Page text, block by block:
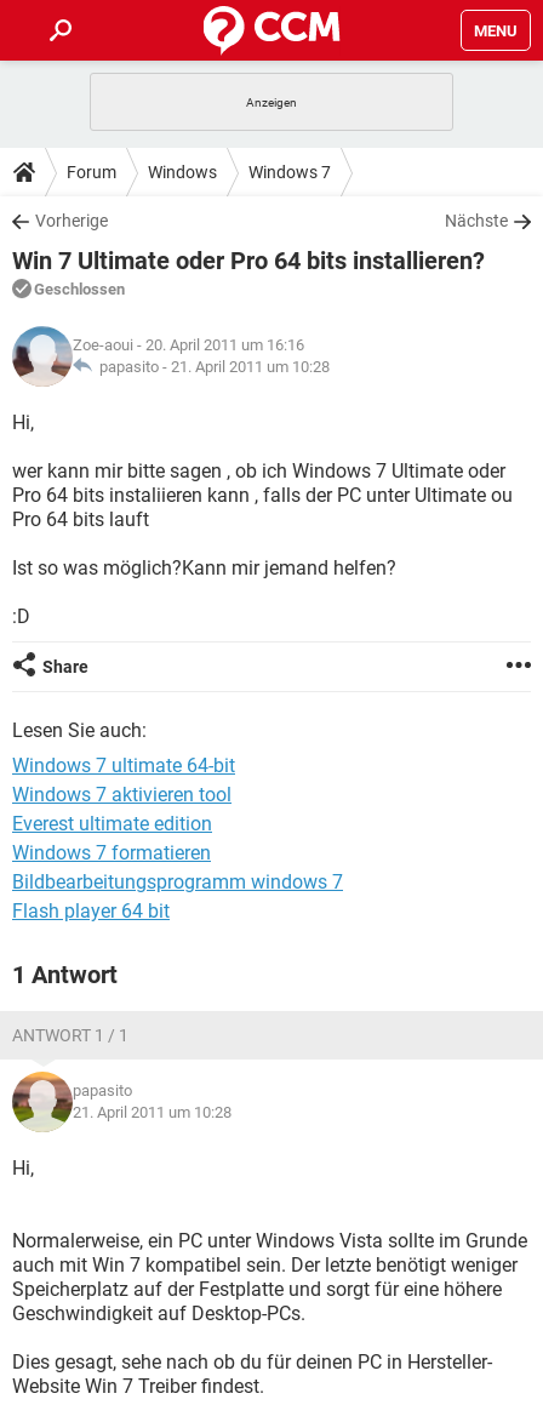
MENU
ANDROID IOS
WINDOWS 10
WHATSAPP TIKTOK
FACEBOOK
TIPPS & TRICKS
SPIELE STREAMING
WINDOWS 10
WHATSAPP
FACEBOOK HARDWARE
DOWNLOADS
SPIELE STREAMING
ANDROID
WINDOWS 10 INSTAGRAM
WHATSAPP
FACEBOOK
FORUM
SPIELE
ANDROID IOS
FACEBOOK HARDWARE
LEXIKON
SPIELE
ANDROID
WINDOWS 10 INSTAGRAM
WHATSAPP
Forum Windows Windows 7
Vorherige Nächste
Win 7 Ultimate oder Pro 64 bits installieren?
Geschlossen
Zoe-aoui - 20. April 2011 um 16:16
papasito - 21. April 2011 um 10:28
Hi,
wer kann mir bitte sagen , ob ich Windows 7 Ultimate oder
Pro 64 bits instaliieren kann , falls der PC unter Ultimate ou
Pro 64 bits lauft
Ist so was möglich?Kann mir jemand helfen?
:D
Share
Lesen Sie auch:
Windows 7 ultimate 64-bit
Windows 7 aktivieren tool
Everest ultimate edition
Windows 7 formatieren
Bildbearbeitungsprogramm windows 7
Flash player 64 bit
1 Antwort
ANTWORT 1 / 1
papasito
21. April 2011 um 10:28
Hi,
Normalerweise, ein PC unter Windows Vista sollte im Grunde
auch mit Win 7 kompatibel sein. Der letzte benötigt weniger
Speicherplatz auf der Festplatte und sorgt für eine höhere
Geschwindigkeit auf Desktop-PCs.
Dies gesagt, sehe nach ob du für deinen PC in Hersteller-
Website Win 7 Treiber findest.